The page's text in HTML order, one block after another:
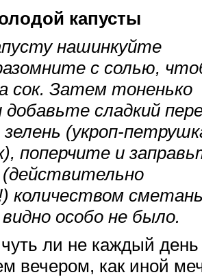
капусты
нашинкуйте
с солью,
сок. Затем тоненько
сладкий
(укроп-
поперчите и
количеством
особо не было.
ли не каждый
вечером, как иной